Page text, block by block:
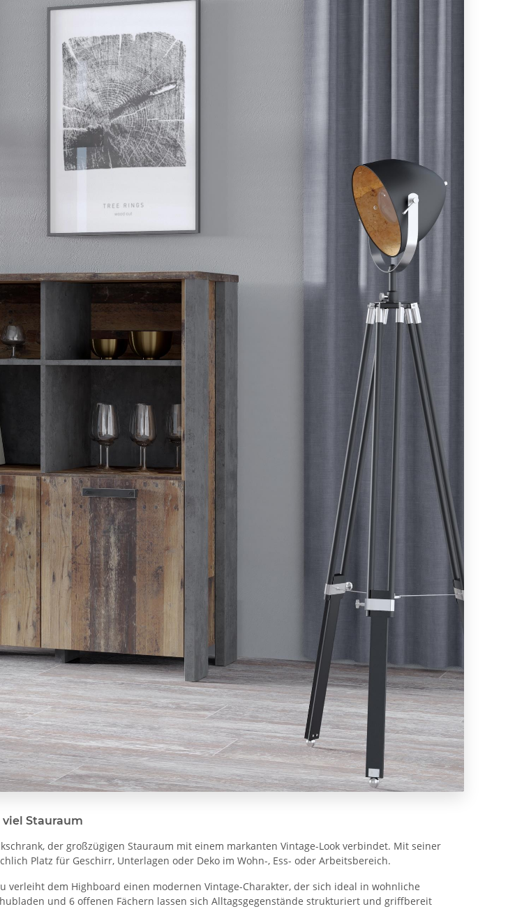
Stauraum
der großzügigen Stauraum mit einem markanten Vintage-Look verbindet. Mit seiner
Platz für Geschirr, Unterlagen oder Deko im Wohn-, Ess- oder Arbeitsbereich.
dem Highboard einen modernen Vintage-Charakter, der sich ideal in wohnliche
und 6 offenen Fächern lassen sich Alltagsgegenstände strukturiert und griffbereit